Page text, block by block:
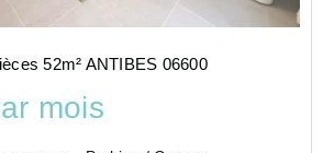
52m² ANTIBES 06600
mois